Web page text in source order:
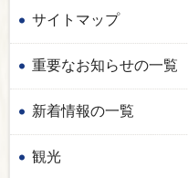
サイトマップ
重要なお知らせの一覧
新着情報の一覧
観光